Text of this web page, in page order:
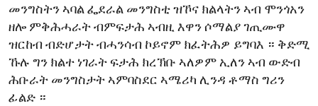
መንግስትን ኣባል ፌደራል መንግስቲ ዝኾና ክልላትን ኣብ ሞንጎአን
ዘሎ ምቅሕሓራት ብምፍታሕ ኣብዚ እዋን ሶማልያ ገጢሙዋ
ዝርከብ ብድሆታት ብሓንሳብ ኮይኖም ክፈትሕዎ ይግባእ ። ቅድሚ
ኹሉ ግን ክልተ ነገራት ፍታሕ ክረኽቡ ኣለዎም ኢለን ኣብ ውድብ
ሕቡራት መንግስታት ኣምባስደር ኣሜሪካ ሊንዳ ቶማስ ግሪን
ፊልድ ።